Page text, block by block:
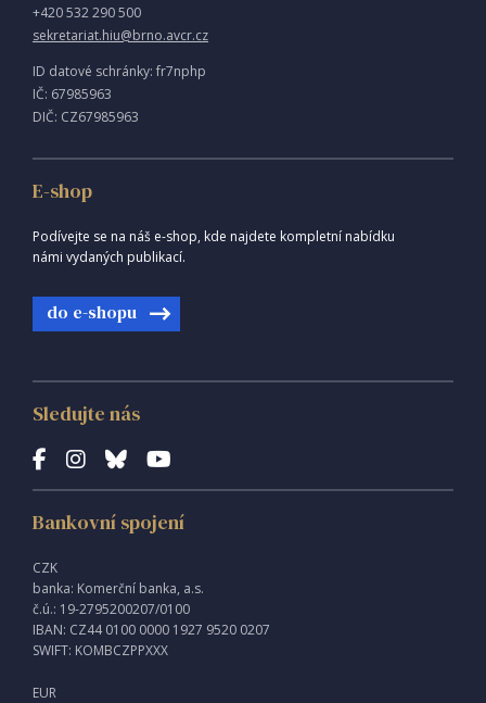
+420 532 290 500
sekretariat.hiu@brno.avcr.cz
ID datové schránky: fr7nphp
IČ: 67985963
DIČ: CZ67985963
E-shop
Podívejte se na náš e-shop, kde najdete kompletní nabídku
námi vydaných publikací.
do e-shopu
Sledujte nás
Bankovní spojení
CZK
banka: Komerční banka, a.s.
č.ú.: 19-2795200207/0100
IBAN: CZ44 0100 0000 1927 9520 0207
SWIFT: KOMBCZPPXXX
EUR